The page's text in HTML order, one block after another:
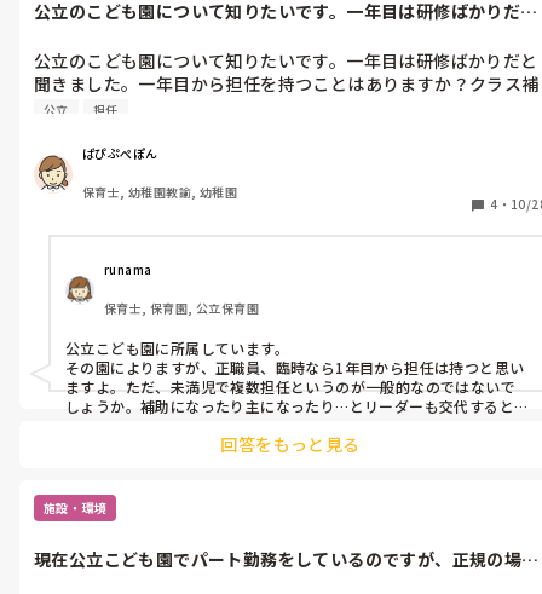
公立のこども園について知りたいです。一年目は研修ばかりだと
公立のこども園について知りたいです。一年目は研修ばかりだと
聞きました。一年目から担任を持つことはありますか？クラス補
公立 担任
ぱぴぷぺぽん
保育士, 幼稚園教諭, 幼稚園
4 ・ 10/
runama
保育士, 保育園, 公立保育園
公立こども園に所属しています。
その園によりますが、正職員、臨時なら1年目から担任は持つと思い
ますよ。ただ、未満児で複数担任というのが一般的なのではないで
しょうか。補助になったり主になったり…とリーダーも交代すると思
1年目、研修は多いですね。保育系だけでなく、地方公務員の新人研
回答をもっと見る
施設・環境
現在公立こども園でパート勤務をしているのですが、正規の場合